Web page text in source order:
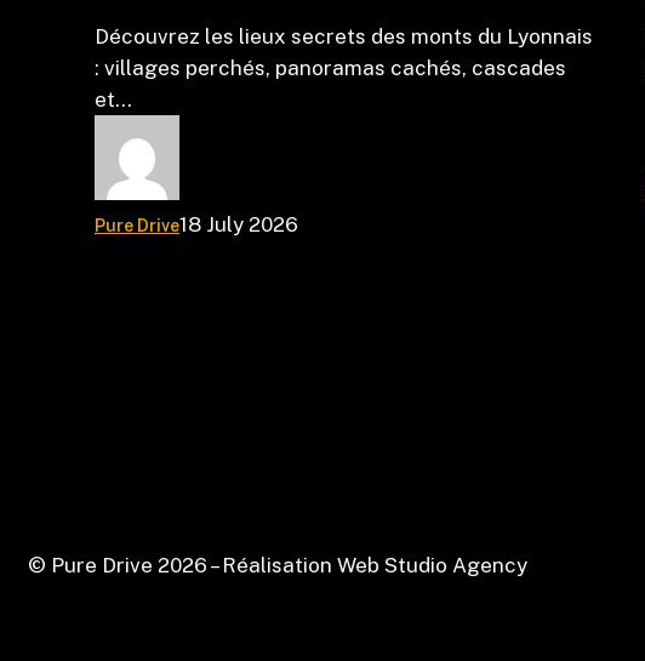
Découvrez les lieux secrets des monts du Lyonnais
: villages perchés, panoramas cachés, cascades
et…
Pure Drive18 July 2026
© Pure Drive 2026 – Réalisation Web Studio Agency